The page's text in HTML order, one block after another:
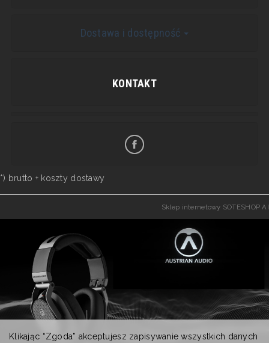
Dostawa i dostępność
KONTAKT
*) brutto + koszty dostawy
Sklep internetowy SOTESHOP AI
Klikając “Zgoda” akceptujesz zapisywanie wszystkich danych